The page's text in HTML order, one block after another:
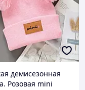
демисезонная
Розовая mini